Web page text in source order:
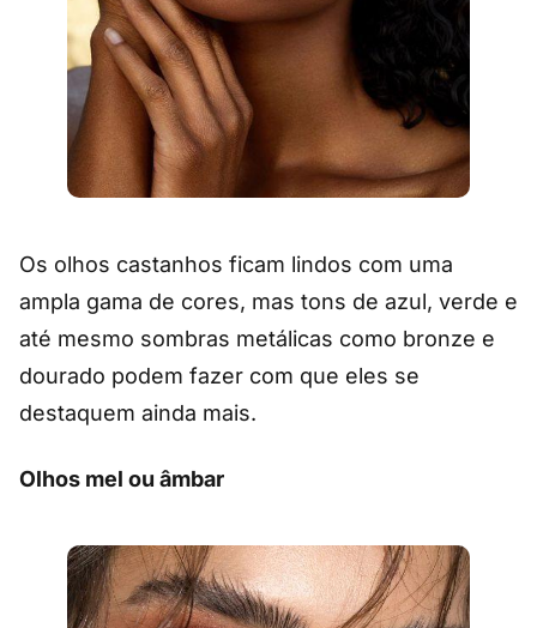
Os olhos castanhos ficam lindos com uma
ampla gama de cores, mas tons de azul, verde e
até mesmo sombras metálicas como bronze e
dourado podem fazer com que eles se
destaquem ainda mais.
Olhos mel ou âmbar